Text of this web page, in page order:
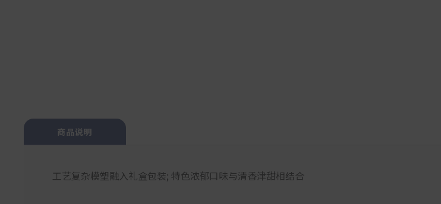
商品说明
工艺复杂模塑融入礼盒包装; 特色浓郁口味与清香津甜相结合